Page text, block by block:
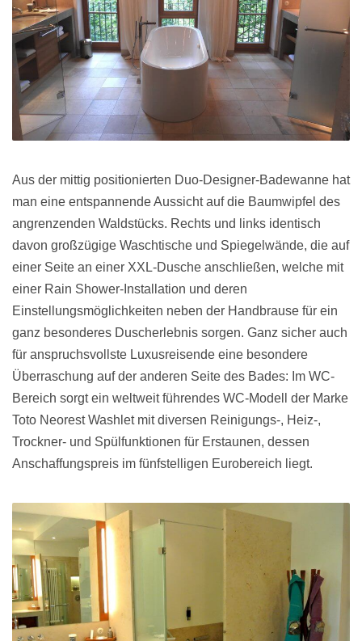
Aus der mittig positionierten Duo-Designer-Badewanne hat
man eine entspannende Aussicht auf die Baumwipfel des
angrenzenden Waldstücks. Rechts und links identisch
davon großzügige Waschtische und Spiegelwände, die auf
einer Seite an einer XXL-Dusche anschließen, welche mit
einer Rain Shower-Installation und deren
Einstellungsmöglichkeiten neben der Handbrause für ein
ganz besonderes Duscherlebnis sorgen. Ganz sicher auch
für anspruchsvollste Luxusreisende eine besondere
Überraschung auf der anderen Seite des Bades: Im WC-
Bereich sorgt ein weltweit führendes WC-Modell der Marke
Toto Neorest Washlet mit diversen Reinigungs-, Heiz-,
Trockner- und Spülfunktionen für Erstaunen, dessen
Anschaffungspreis im fünfstelligen Eurobereich liegt.